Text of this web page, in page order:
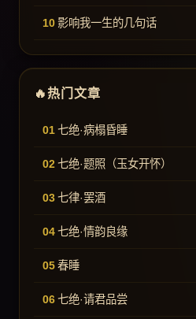
影响我一生的几句话
热门文章
七绝·病榻昏睡
七绝·题照（玉女开怀）
七律·罢酒
七绝·情韵良缘
春睡
七绝·请君品尝